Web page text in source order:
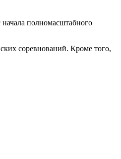
полномасштабного
соревнований. Кроме того,